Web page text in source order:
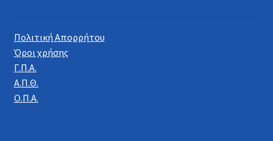
Πολιτική Απορρήτου
Όροι χρήσης
Γ.Π.Α.
Α.Π.Θ.
Ο.Π.Α.